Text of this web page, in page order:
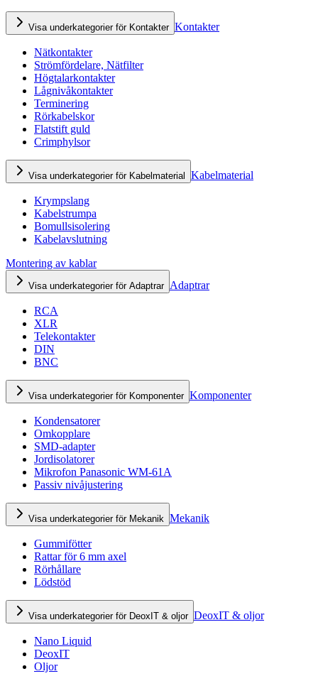
Visa underkategorier för Kontakter Kontakter
Nätkontakter
Strömfördelare, Nätfilter
Högtalarkontakter
Lågnivåkontakter
Terminering
Rörkabelskor
Flatstift guld
Crimphylsor
Visa underkategorier för Kabelmaterial Kabelmaterial
Krympslang
Kabelstrumpa
Bomullsisolering
Kabelavslutning
Montering av kablar
Visa underkategorier för Adaptrar Adaptrar
RCA
XLR
Telekontakter
DIN
BNC
Visa underkategorier för Komponenter Komponenter
Kondensatorer
Omkopplare
SMD-adapter
Jordisolatorer
Mikrofon Panasonic WM-61A
Passiv nivåjustering
Visa underkategorier för Mekanik Mekanik
Gummifötter
Rattar för 6 mm axel
Rörhållare
Lödstöd
Visa underkategorier för DeoxIT & oljor DeoxIT & oljor
Nano Liquid
DeoxIT
Oljor